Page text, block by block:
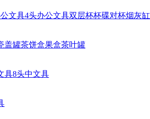
文具4头办公文具双层杯杯碟对杯烟灰缸
盖罐茶饼盒果盒茶叶罐
具8头中文具